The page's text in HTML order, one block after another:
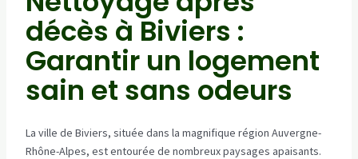
décès à Biviers :
Garantir un logement
sain et sans odeurs
La ville de Biviers, située dans la magnifique région Auvergne-
Rhône-Alpes, est entourée de nombreux paysages apaisants.